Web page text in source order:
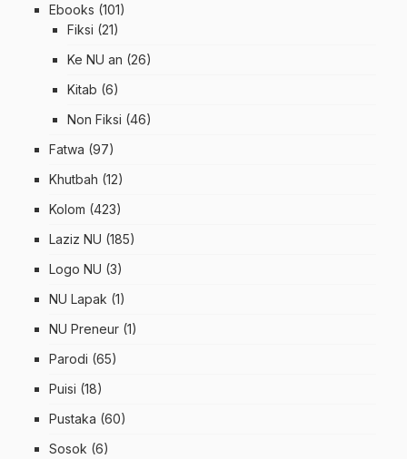
Ebooks (101)
Fiksi (21)
Ke NU an (26)
Kitab (6)
Non Fiksi (46)
Fatwa (97)
Khutbah (12)
Kolom (423)
Laziz NU (185)
Logo NU (3)
NU Lapak (1)
NU Preneur (1)
Parodi (65)
Puisi (18)
Pustaka (60)
Sosok (6)